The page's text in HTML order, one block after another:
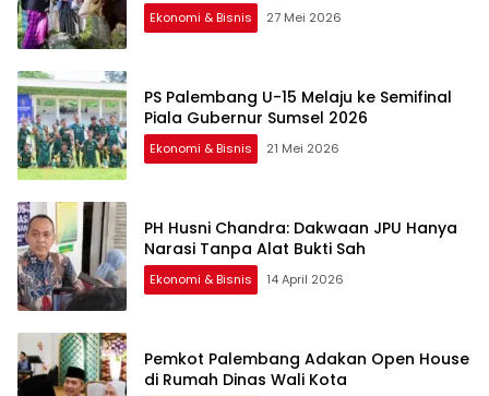
Ekonomi & Bisnis 27 Mei 2026
PS Palembang U-15 Melaju ke Semifinal
Piala Gubernur Sumsel 2026
Ekonomi & Bisnis 21 Mei 2026
PH Husni Chandra: Dakwaan JPU Hanya
Narasi Tanpa Alat Bukti Sah
Ekonomi & Bisnis 14 April 2026
Pemkot Palembang Adakan Open House
di Rumah Dinas Wali Kota